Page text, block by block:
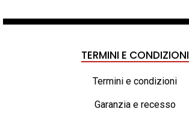
TERMINI E CONDIZIONI
Termini e condizioni
Garanzia e recesso